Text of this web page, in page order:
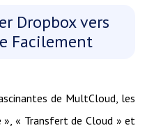
Dropbox vers
Facilement
de MultCloud, les
« Transfert de Cloud » et